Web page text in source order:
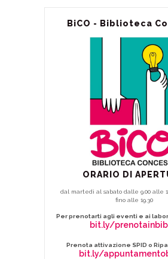
BiCO - Biblioteca
ORARIO DI
dal martedì al sabato dalle 9.00 alle
fino alle 19.30
Per prenotarti agli eventi e ai
bit.ly/
Prenota attivazione SPID o
bit.ly/